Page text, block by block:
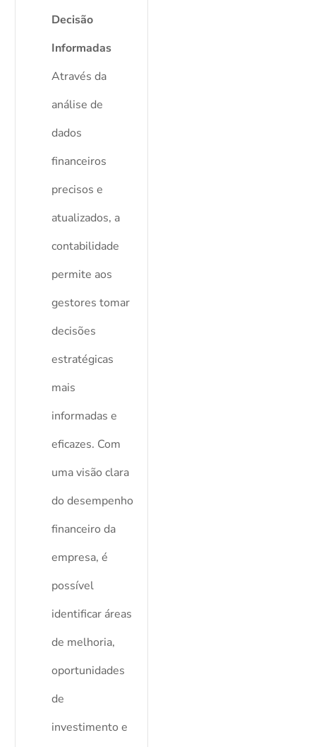
Decisão
Informadas
Através da
análise de
dados
financeiros
precisos e
atualizados, a
contabilidade
permite aos
gestores tomar
decisões
estratégicas
mais
informadas e
eficazes. Com
uma visão clara
do desempenho
financeiro da
empresa, é
possível
identificar áreas
de melhoria,
oportunidades
de
investimento e